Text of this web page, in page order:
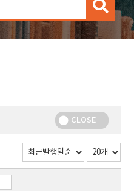
검
색
CLOSE